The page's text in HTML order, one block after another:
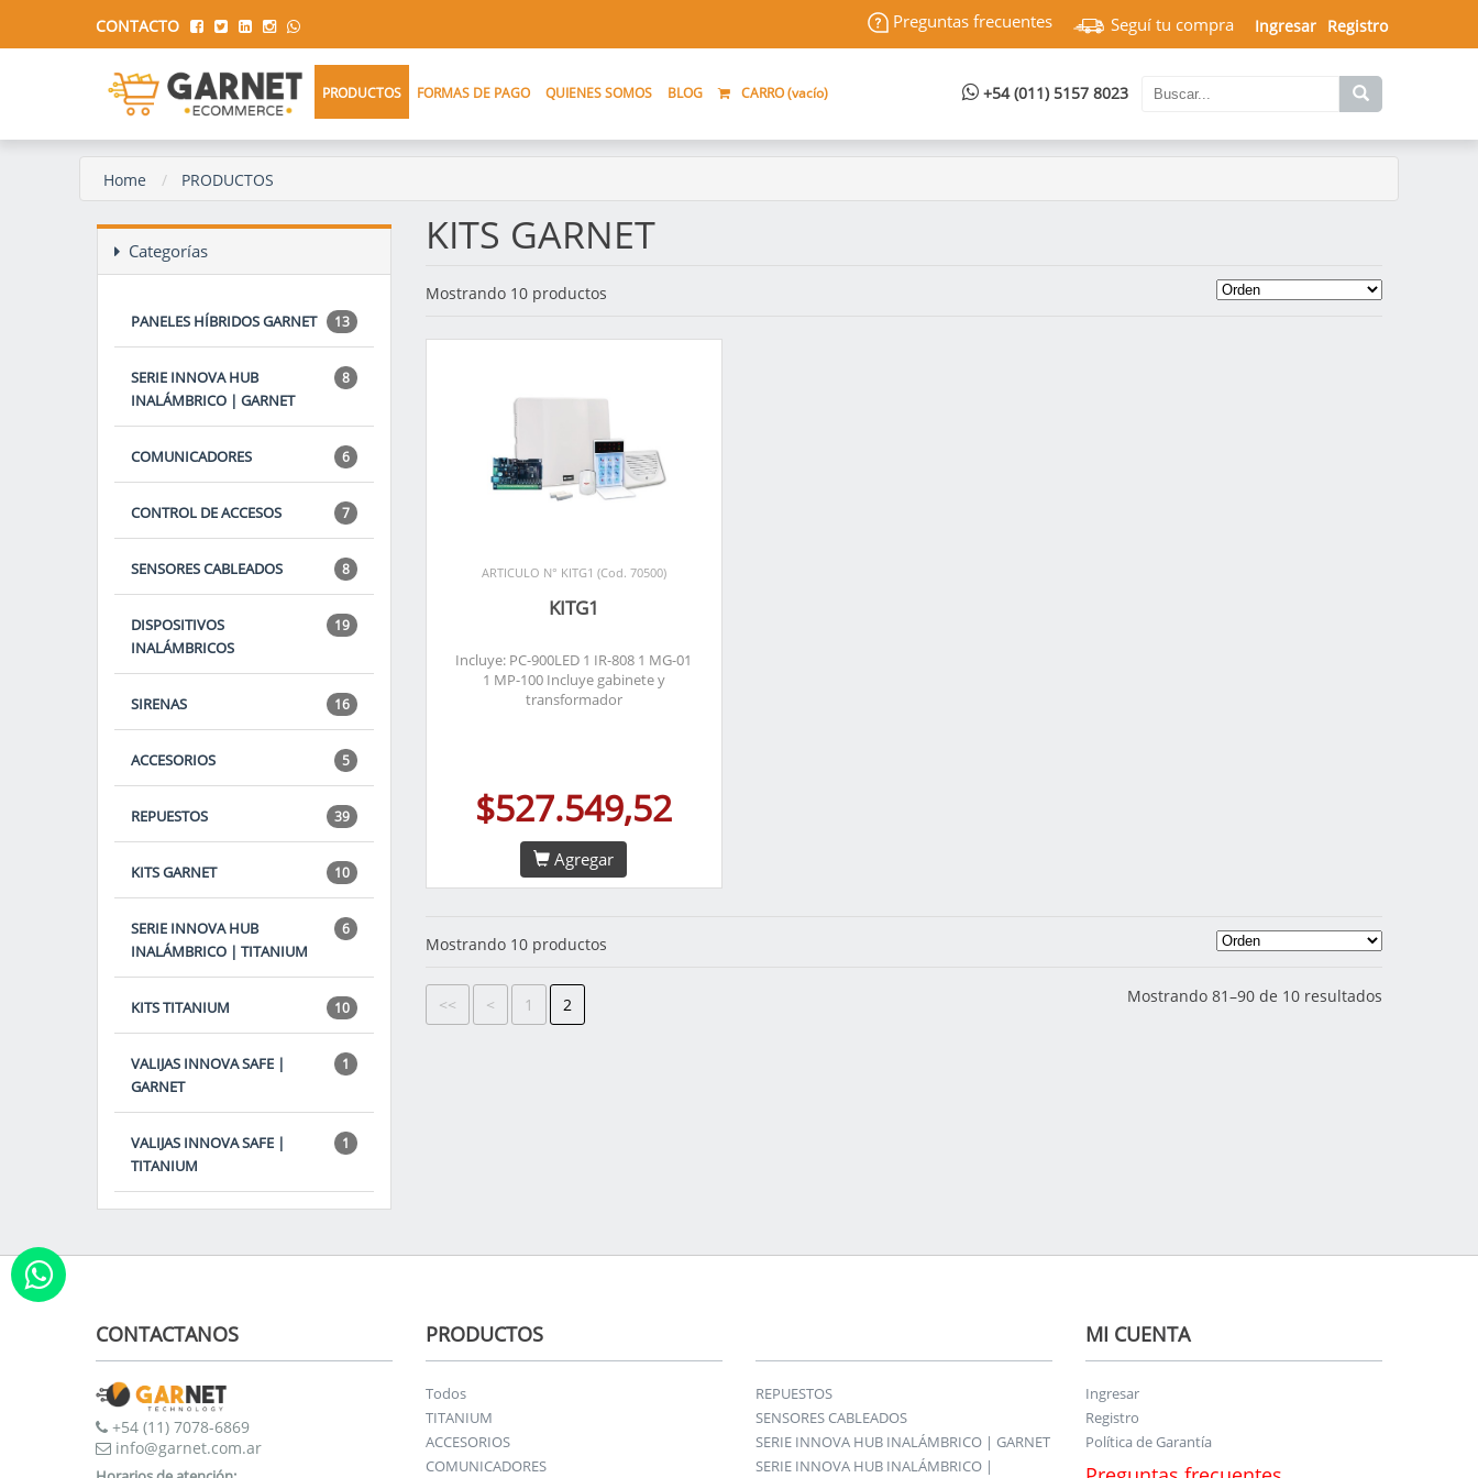
CONTACTO Ingresar Registro
Seguí tu compra
Preguntas frecuentes
+54 (011) 5157 8023
PRODUCTOS FORMAS DE PAGO QUIENES SOMOS BLOG CARRO (vacío)
Home PRODUCTOS
Categorías
13
PANELES HÍBRIDOS GARNET
8
SERIE INNOVA HUB
INALÁMBRICO | GARNET
6
COMUNICADORES
7
CONTROL DE ACCESOS
8
SENSORES CABLEADOS
19
DISPOSITIVOS
INALÁMBRICOS
16
SIRENAS
5
ACCESORIOS
39
REPUESTOS
10
KITS GARNET
6
SERIE INNOVA HUB
INALÁMBRICO | TITANIUM
10
KITS TITANIUM
1
VALIJAS INNOVA SAFE |
GARNET
1
VALIJAS INNOVA SAFE |
TITANIUM
KITS GARNET
Mostrando 10 productos
ARTICULO N° KITG1 (Cod. 70500)
KITG1
Incluye: PC-900LED 1 IR-808 1 MG-01
1 MP-100 Incluye gabinete y
transformador
$527.549,52
Agregar
Mostrando 10 productos
<< < 1 2 Mostrando 81–90 de 10 resultados
CONTACTANOS
+54 (11) 7078-6869
info@garnet.com.ar
PRODUCTOS
Todos
TITANIUM
ACCESORIOS
COMUNICADORES
REPUESTOS
SENSORES CABLEADOS
SERIE INNOVA HUB INALÁMBRICO | GARNET
SERIE INNOVA HUB INALÁMBRICO |
MI CUENTA
Ingresar
Registro
Política de Garantía